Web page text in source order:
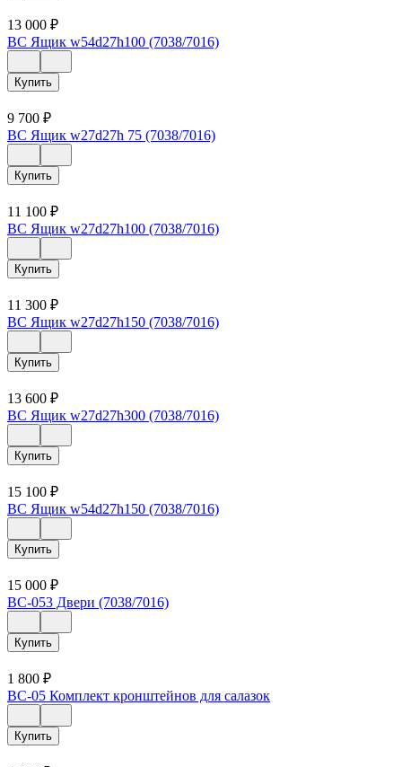
13 000 ₽
ВС Ящик w54d27h100 (7038/7016)
Купить
9 700 ₽
ВС Ящик w27d27h 75 (7038/7016)
Купить
11 100 ₽
ВС Ящик w27d27h100 (7038/7016)
Купить
11 300 ₽
ВС Ящик w27d27h150 (7038/7016)
Купить
13 600 ₽
ВС Ящик w27d27h300 (7038/7016)
Купить
15 100 ₽
ВС Ящик w54d27h150 (7038/7016)
Купить
15 000 ₽
ВС-053 Двери (7038/7016)
Купить
1 800 ₽
ВС-05 Комплект кронштейнов для салазок
Купить